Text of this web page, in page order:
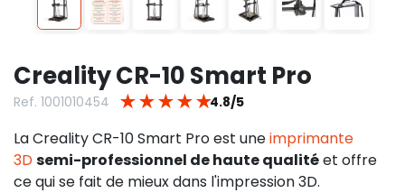
Creality CR-10 Smart Pro
Ref. 1001010454 ★ ★ ★ ★ ★4.8/5
La Creality CR-10 Smart Pro est uneimprimante
3Dsemi-professionnel de haute qualitéet offre
ce qui se fait de mieux dans l'impression 3D.